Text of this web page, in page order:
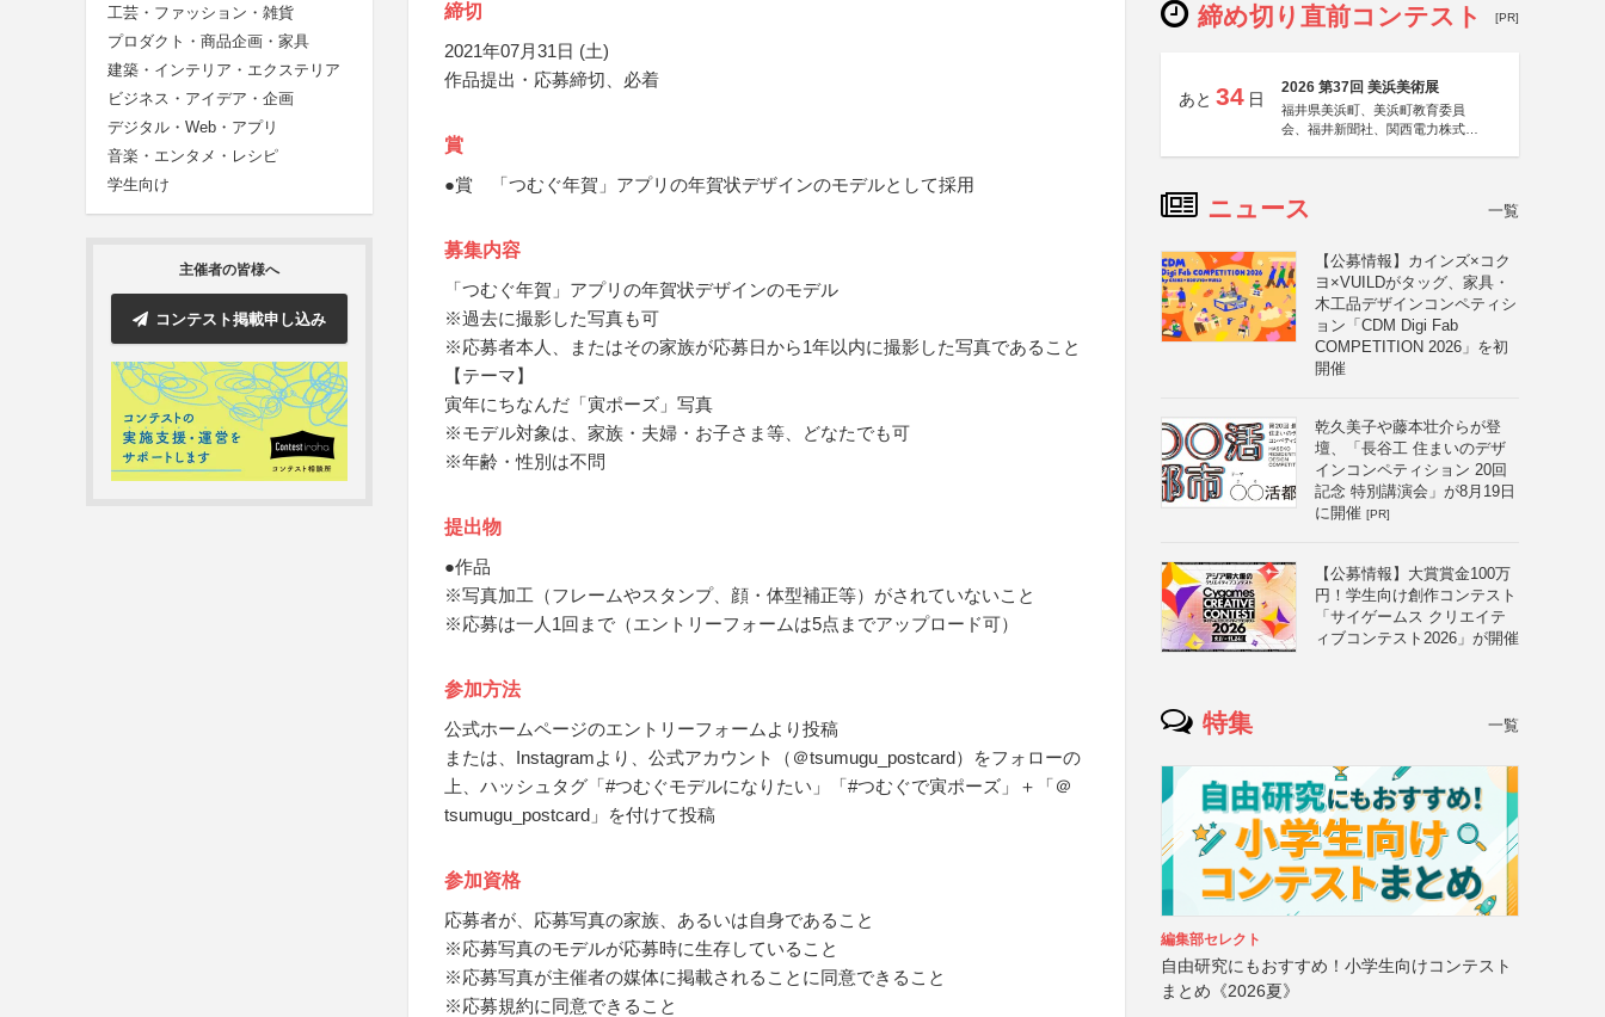
工芸・ファッション・雑貨
プロダクト・商品企画・家具
建築・インテリア・エクステリア
ビジネス・アイデア・企画
デジタル・Web・アプリ
音楽・エンタメ・レシピ
学生向け
主催者の皆様へ
コンテスト掲載申し込み
締切
2021年07月31日 (土)
作品提出・応募締切、必着
賞
●賞 「つむぐ年賀」アプリの年賀状デザインのモデルとして採用
募集内容
「つむぐ年賀」アプリの年賀状デザインのモデル
※過去に撮影した写真も可
※応募者本人、またはその家族が応募日から1年以内に撮影した写真であること
【テーマ】
寅年にちなんだ「寅ポーズ」写真
※モデル対象は、家族・夫婦・お子さま等、どなたでも可
※年齢・性別は不問
提出物
●作品
※写真加工（フレームやスタンプ、顔・体型補正等）がされていないこと
※応募は一人1回まで（エントリーフォームは5点までアップロード可）
参加方法
公式ホームページのエントリーフォームより投稿
または、Instagramより、公式アカウント（＠tsumugu_postcard）をフォローの
上、ハッシュタグ「#つむぐモデルになりたい」「#つむぐで寅ポーズ」＋「＠
tsumugu_postcard」を付けて投稿
参加資格
応募者が、応募写真の家族、あるいは自身であること
※応募写真のモデルが応募時に生存していること
※応募写真が主催者の媒体に掲載されることに同意できること
※応募規約に同意できること
締め切り直前コンテスト [PR]
あと 34 日
2026 第37回 美浜美術展
福井県美浜町、美浜町教育委員
会、福井新聞社、関西電力株式会
ニュース 一覧
【公募情報】カインズ×コク
ヨ×VUILDがタッグ、家具・
木工品デザインコンペティシ
ョン「CDM Digi Fab
COMPETITION 2026」を初
開催
乾久美子や藤本壮介らが登
壇、「長谷工 住まいのデザ
インコンペティション 20回
記念 特別講演会」が8月19日
に開催 [PR]
【公募情報】大賞賞金100万
円！学生向け創作コンテスト
「サイゲームス クリエイテ
ィブコンテスト2026」が開催
特集 一覧
編集部セレクト
自由研究にもおすすめ！小学生向けコンテスト
まとめ《2026夏》